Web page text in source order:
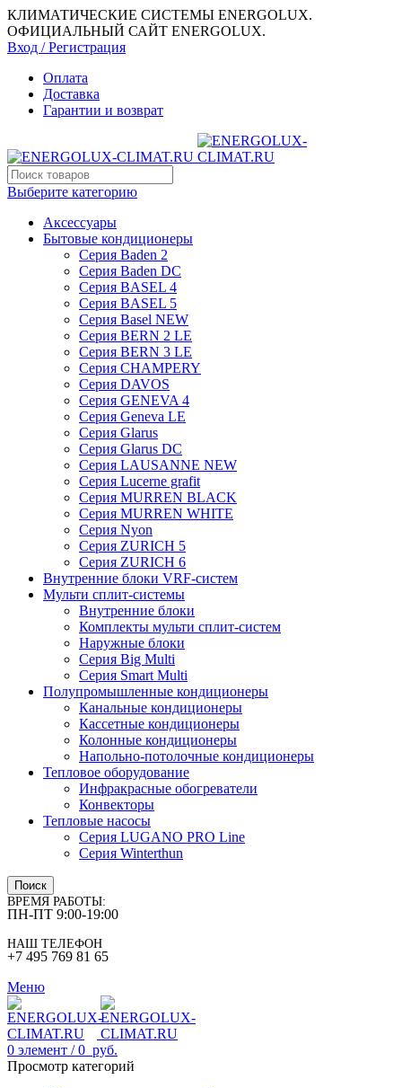
КЛИМАТИЧЕСКИЕ СИСТЕМЫ ENERGOLUX.
ОФИЦИАЛЬНЫЙ САЙТ ENERGOLUX.
Вход / Регистрация
Оплата
Доставка
Гарантии и возврат
Выберите категорию
Аксессуары
Бытовые кондиционеры
Серия Baden 2
Серия Baden DC
Серия BASEL 4
Серия BASEL 5
Серия Basel NEW
Серия BERN 2 LE
Серия BERN 3 LE
Серия CHAMPERY
Серия DAVOS
Серия GENEVA 4
Серия Geneva LE
Серия Glarus
Серия Glarus DC
Серия LAUSANNE NEW
Серия Lucerne grafit
Серия MURREN BLACK
Серия MURREN WHITE
Серия Nyon
Серия ZURICH 5
Серия ZURICH 6
Внутренние блоки VRF-систем
Мульти сплит-системы
Внутренние блоки
Комплекты мульти сплит-систем
Наружные блоки
Серия Big Multi
Серия Smart Multi
Полупромышленные кондиционеры
Канальные кондиционеры
Кассетные кондиционеры
Колонные кондиционеры
Напольно-потолочные кондиционеры
Тепловое оборудование
Инфракрасные обогреватели
Конвекторы
Тепловые насосы
Серия LUGANO PRO Line
Серия Winterthun
Поиск
ВРЕМЯ РАБОТЫ:
ПН-ПТ 9:00-19:00
НАШ ТЕЛЕФОН
+7 495 769 81 65
Меню
0 элемент / 0 руб.
Просмотр категорий